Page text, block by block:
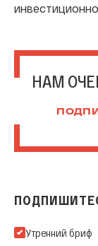
НАМ
Подпишитесь на
Утренний бриф